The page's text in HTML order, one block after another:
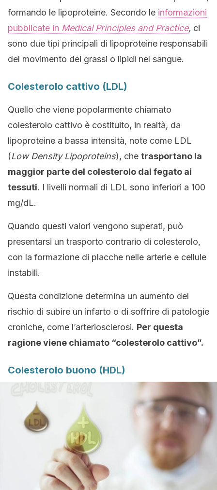
formando le lipoproteine. Secondo le informazioni
pubblicate in Medical Principles and Practice, ci
sono due tipi principali di lipoproteine responsabili
del movimento dei grassi o lipidi nel sangue.
Colesterolo cattivo (LDL)
Quello che viene popolarmente chiamato
colesterolo cattivo è costituito, in realtà, da
lipoproteine a bassa intensità, note come LDL
(Low Density Lipoproteins), che trasportano la
maggior parte del colesterolo dal fegato ai
tessuti. I livelli normali di LDL sono inferiori a 100
mg/dL.
Quando questi valori vengono superati, può
presentarsi un trasporto contrario di colesterolo,
con la formazione di placche nelle arterie e cellule
instabili.
Questa condizione determina un aumento del
rischio di subire un infarto o di soffrire di patologie
croniche, come l’arteriosclerosi. Per questa
ragione viene chiamato “colesterolo cattivo”.
Colesterolo buono (HDL)